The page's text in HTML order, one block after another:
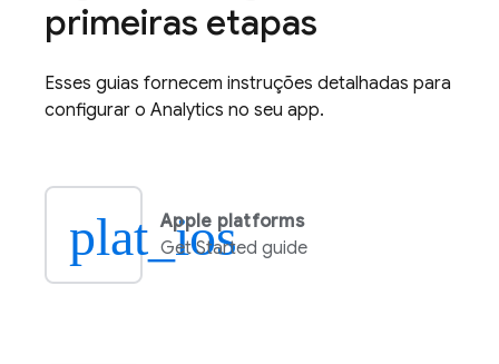
primeiras etapas
Esses guias fornecem instruções detalhadas para
configurar o Analytics no seu app.
plat_ios
Apple platforms
Get Started guide